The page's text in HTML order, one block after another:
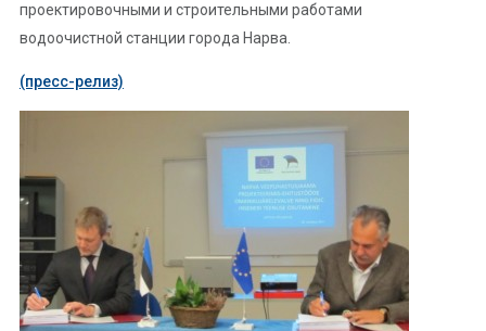
проектировочными и строительными работами
водоочистной станции города Нарва.
(пресс-релиз)